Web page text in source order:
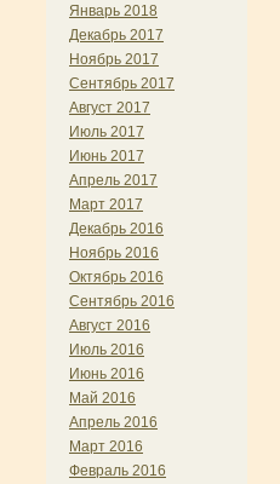
Январь 2018
Декабрь 2017
Ноябрь 2017
Сентябрь 2017
Август 2017
Июль 2017
Июнь 2017
Апрель 2017
Март 2017
Декабрь 2016
Ноябрь 2016
Октябрь 2016
Сентябрь 2016
Август 2016
Июль 2016
Июнь 2016
Май 2016
Апрель 2016
Март 2016
Февраль 2016